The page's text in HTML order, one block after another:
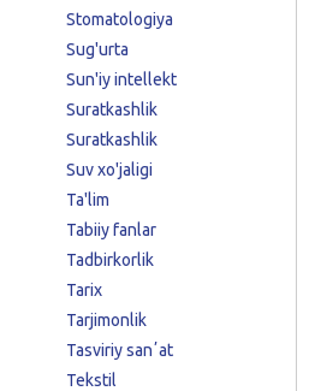
Stomatologiya
Sug'urta
Sun'iy intellekt
Suratkashlik
Suratkashlik
Suv xo'jaligi
Ta'lim
Tabiiy fanlar
Tadbirkorlik
Tarix
Tarjimonlik
Tasviriy sanʼat
Tekstil